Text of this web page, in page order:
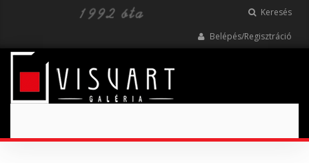
Keresés
Belépés/Regisztráció